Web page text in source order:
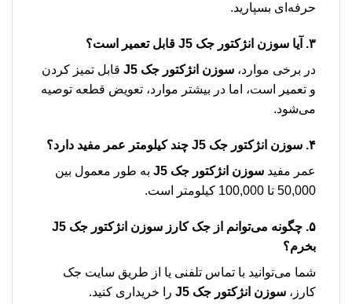
حرفه‌ای بسپارید.
۳. آیا سوزن انژکتور جک J5
قابل تعمیر است؟
در برخی موارد، سوزن انژکتور جک J5
قابل تمیز کردن
و تعمیر است، اما در بیشتر موارد، تعویض قطعه توصیه
می‌شود.
۴. سوزن انژکتور جک J5
چند کیلومتر عمر مفید دارد؟
عمر مفید سوزن انژکتور جک J5
به طور معمول بین
50,000 تا 100,000 کیلومتر است.
۵. چگونه می‌توانم از جک کارز
سوزن انژکتور جک J5
بخرم؟
شما می‌توانید با تماس تلفنی یا از طریق سایت جک
کارز، سوزن انژکتور جک J5 را خریداری کنید.